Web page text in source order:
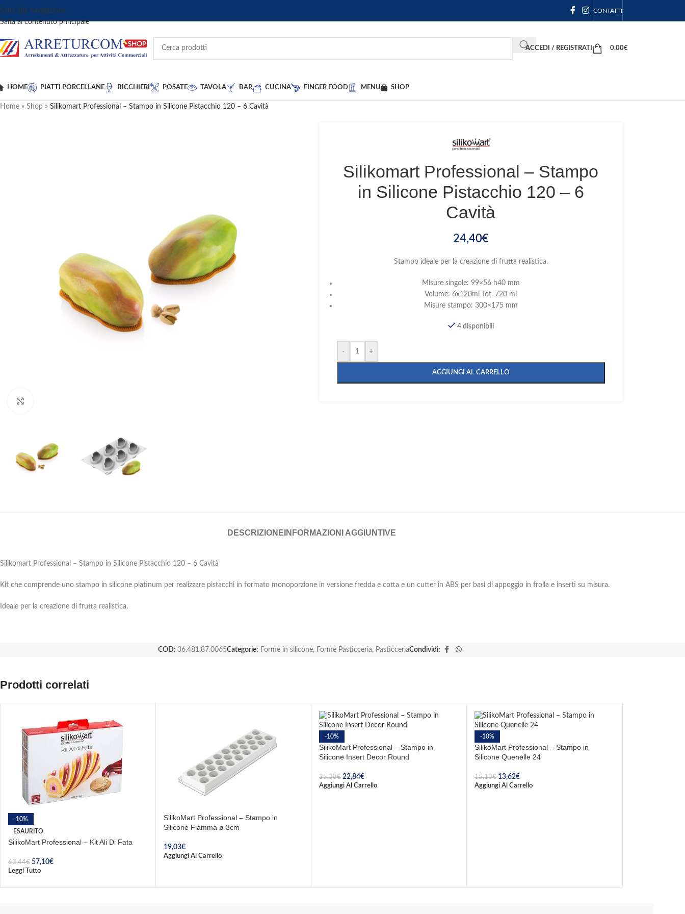
Salta alla navigazione
Salta al contenuto principale
CONTATTI
ACCEDI / REGISTRATI 0,00€
HOME PIATTI PORCELLANE BICCHIERI POSATE TAVOLA BAR CUCINA FINGER FOOD MENU SHOP
Home » Shop » Silikomart Professional – Stampo in Silicone Pistacchio 120 – 6 Cavità
Silikomart Professional – Stampo
in Silicone Pistacchio 120 – 6
Cavità
24,40€
Stampo ideale per la creazione di frutta realistica.
Misure singole: 99×56 h40 mm
Volume: 6x120ml Tot. 720 ml
Misure stampo: 300×175 mm
4 disponibili
- +
AGGIUNGI AL CARRELLO
DESCRIZIONE INFORMAZIONI AGGIUNTIVE
Silikomart Professional – Stampo in Silicone Pistacchio 120 – 6 Cavità
Kit che comprende uno stampo in silicone platinum per realizzare pistacchi in formato monoporzione in versione fredda e cotta e un cutter in ABS per basi di appoggio in frolla e inserti su misura.
Ideale per la creazione di frutta realistica.
COD: 36.481.87.0065Categorie: Forme in silicone, Forme Pasticceria, PasticceriaCondividi:
Prodotti correlati
-10%
ESAURITO
SilikoMart Professional – Kit Ali Di Fata
63,44€ 57,10€
Leggi Tutto
SilikoMart Professional – Stampo in
Silicone Fiamma ø 3cm
19,03€
Aggiungi Al Carrello
-10%
SilikoMart Professional – Stampo in
Silicone Insert Decor Round
25,38€ 22,84€
Aggiungi Al Carrello
-10%
SilikoMart Professional – Stampo in
Silicone Quenelle 24
15,13€ 13,62€
Aggiungi Al Carrello